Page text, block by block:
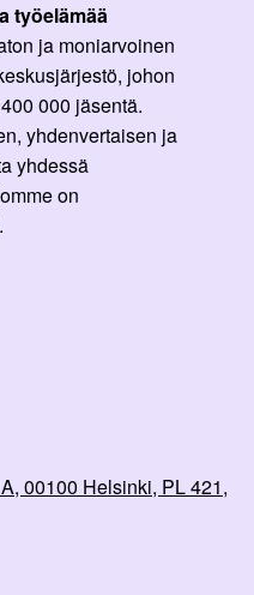
työelämää
ja moniarvoinen
johon
000 jäsentä.
yhdenvertaisen ja
yhdessä
on
00100 Helsinki, PL 421,